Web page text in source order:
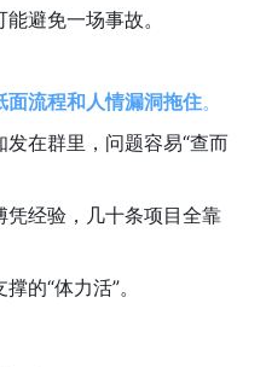
避免一场事故。
面流程和人情漏洞拖住。
在群里，问题容易“查而
凭经验，几十条项目全靠
的“体力活”。